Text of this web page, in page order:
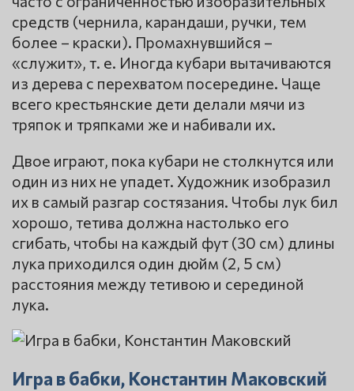
средств (чернила, карандаши, ручки, тем
более – краски). Промахнувшийся –
«служит», т. е. Иногда кубари вытачиваются
из дерева с перехватом посередине. Чаще
всего крестьянские дети делали мячи из
тряпок и тряпками же и набивали их.
Двое играют, пока кубари не столкнутся или
один из них не упадет. Художник изобразил
их в самый разгар состязания. Чтобы лук бил
хорошо, тетива должна настолько его
сгибать, чтобы на каждый фут (30 см) длины
лука приходился один дюйм (2, 5 см)
расстояния между тетивою и серединой
лука.
Игра в бабки, Константин Маковский